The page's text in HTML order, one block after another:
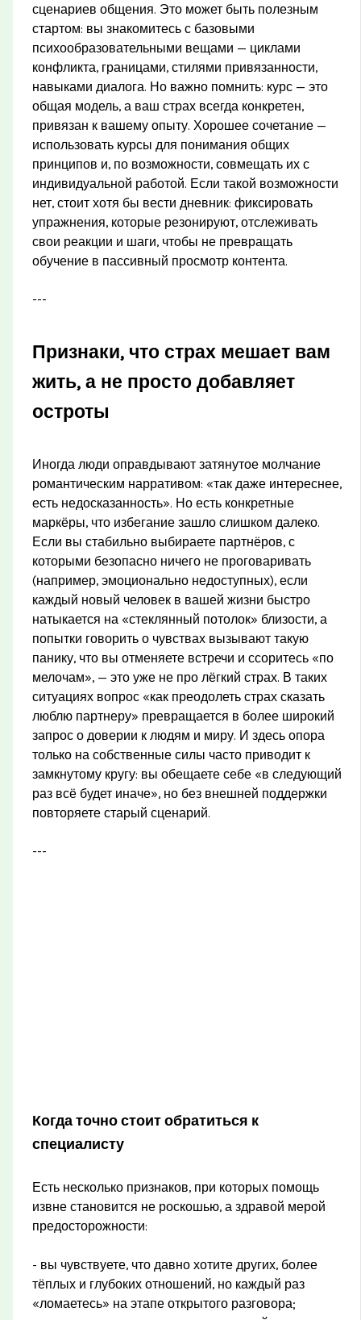
сценариев общения. Это может быть полезным
стартом: вы знакомитесь с базовыми
психообразовательными вещами — циклами
конфликта, границами, стилями привязанности,
навыками диалога. Но важно помнить: курс — это
общая модель, а ваш страх всегда конкретен,
привязан к вашему опыту. Хорошее сочетание —
использовать курсы для понимания общих
принципов и, по возможности, совмещать их с
индивидуальной работой. Если такой возможности
нет, стоит хотя бы вести дневник: фиксировать
упражнения, которые резонируют, отслеживать
свои реакции и шаги, чтобы не превращать
обучение в пассивный просмотр контента.
---
Признаки, что страх мешает вам
жить, а не просто добавляет
остроты
Иногда люди оправдывают затянутое молчание
романтическим нарративом: «так даже интереснее,
есть недосказанность». Но есть конкретные
маркёры, что избегание зашло слишком далеко.
Если вы стабильно выбираете партнёров, с
которыми безопасно ничего не проговаривать
(например, эмоционально недоступных), если
каждый новый человек в вашей жизни быстро
натыкается на «стеклянный потолок» близости, а
попытки говорить о чувствах вызывают такую
панику, что вы отменяете встречи и ссоритесь «по
мелочам», — это уже не про лёгкий страх. В таких
ситуациях вопрос «как преодолеть страх сказать
люблю партнеру» превращается в более широкий
запрос о доверии к людям и миру. И здесь опора
только на собственные силы часто приводит к
замкнутому кругу: вы обещаете себе «в следующий
раз всё будет иначе», но без внешней поддержки
повторяете старый сценарий.
---
Когда точно стоит обратиться к
специалисту
Есть несколько признаков, при которых помощь
извне становится не роскошью, а здравой мерой
предосторожности:
- вы чувствуете, что давно хотите других, более
тёплых и глубоких отношений, но каждый раз
«ломаетесь» на этапе открытого разговора;